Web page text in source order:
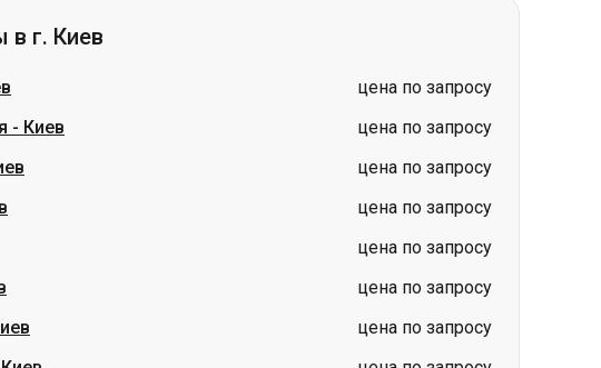
цена по запросу
цена по запросу
цена по запросу
цена по запросу
цена по запросу
цена по запросу
цена по запросу